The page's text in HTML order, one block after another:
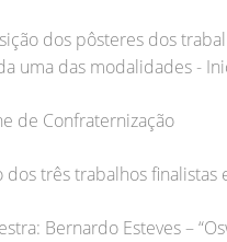
dos pôsteres dos
uma das modalidades -
de Confraternização
dos três trabalhos finalistas
Bernardo Esteves –